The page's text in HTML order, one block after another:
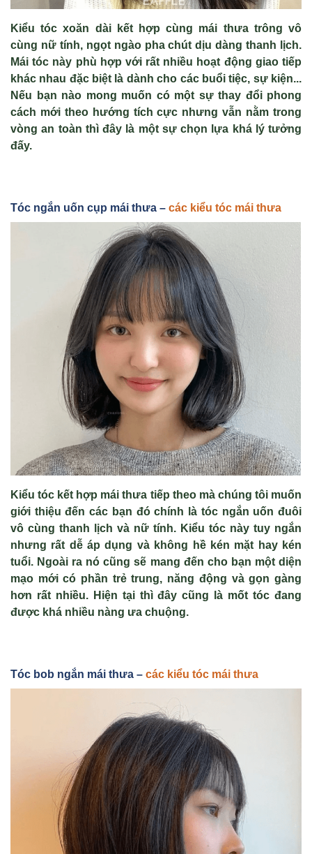
Kiểu tóc xoăn dài kết hợp cùng mái thưa trông vô
cùng nữ tính, ngọt ngào pha chút dịu dàng thanh lịch.
Mái tóc này phù hợp với rất nhiều hoạt động giao tiếp
khác nhau đặc biệt là dành cho các buổi tiệc, sự kiện...
Nếu bạn nào mong muốn có một sự thay đổi phong
cách mới theo hướng tích cực nhưng vẫn nằm trong
vòng an toàn thì đây là một sự chọn lựa khá lý tưởng
đấy.
Tóc ngắn uốn cụp mái thưa – các kiểu tóc mái thưa
Kiểu tóc kết hợp mái thưa tiếp theo mà chúng tôi muốn
giới thiệu đến các bạn đó chính là tóc ngắn uốn đuôi
vô cùng thanh lịch và nữ tính. Kiểu tóc này tuy ngắn
nhưng rất dễ áp dụng và không hề kén mặt hay kén
tuổi. Ngoài ra nó cũng sẽ mang đến cho bạn một diện
mạo mới có phần trẻ trung, năng động và gọn gàng
hơn rất nhiều. Hiện tại thì đây cũng là mốt tóc đang
được khá nhiều nàng ưa chuộng.
Tóc bob ngắn mái thưa – các kiểu tóc mái thưa